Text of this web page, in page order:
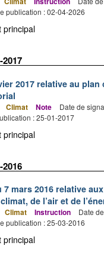
publication : 02-04-2026
principal
2017 relative au plan
Climat Note
Date de
: 25-01-2017
principal
mars 2016 relative
de l’air et de
Climat Instruction
Date
publication : 25-03-2016
principal